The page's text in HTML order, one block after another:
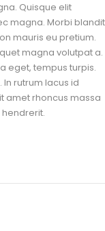
Quisque elit
magna. Morbi blandit
mauris eu pretium.
magna volutpat a.
eget, tempus turpis.
rutrum lacus id
amet rhoncus massa